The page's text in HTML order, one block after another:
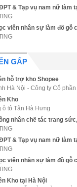
GẤP
hỗ trợ kho Shopee
Hà Nội - Công ty Cổ phần
Kho
ô tô Tân Hà Hưng
Kho tại Hà Nội